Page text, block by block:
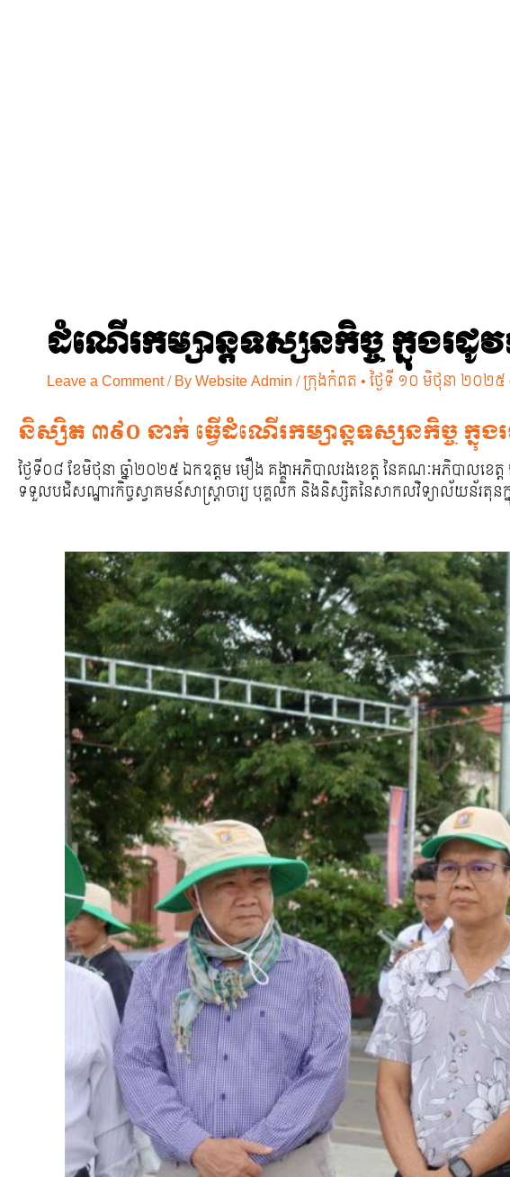
ដំណើរកម្សាន្តទស្សនកិច្ច ក្នុងរ
Leave a Comment/ ByWebsite Admin/ក្រុងកំពត • ថ្ងៃទី ១០ មិថុនា ២០២៥
និស្សិត ៣៩០ នាក់ ធ្វើដំណើរកម្សាន្តទស្សនកិច្ច ក្នុ
ថ្ងៃទី០៨ ខែមិថុនា ឆ្នាំ២០២៥ ឯកឧត្តម មឿង គង្គាអភិបាលរងខេត្ត នៃគណៈអភិបាលខ
ទទួលបដិសណ្ឋារកិច្ចស្វាគមន៍សាស្ត្រាចារ្យ បុគ្គលិក និងនិស្សិតនៃសាកលវិទ្យាល័យន័រតុន